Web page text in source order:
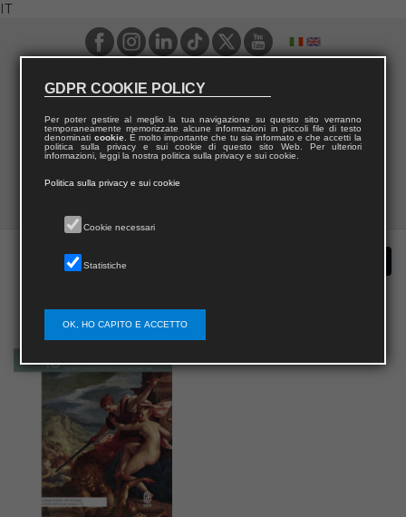
IT
GDPR COOKIE POLICY
Per poter gestire al meglio la tua navigazione su questo sito verranno
temporaneamente memorizzate alcune informazioni in piccoli file di testo
denominati cookie. È molto importante che tu sia informato e che accetti la
politica sulla privacy e sui cookie di questo sito Web. Per ulteriori
informazioni, leggi la nostra politica sulla privacy e sui cookie.
Politica sulla privacy e sui cookie
Cookie necessari
Statistiche
OK, HO CAPITO E ACCETTO